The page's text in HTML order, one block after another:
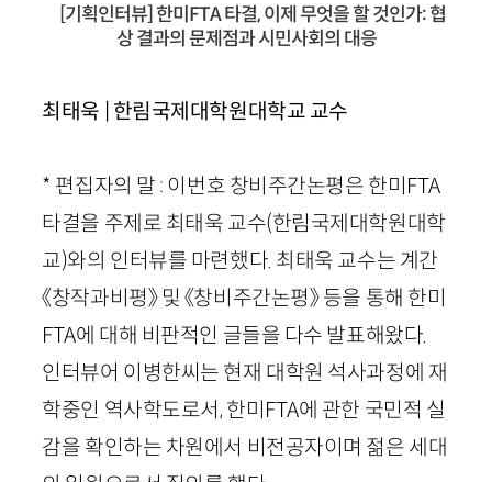
[기획인터뷰] 한미FTA 타결, 이제 무엇을 할 것인가: 협
상 결과의 문제점과 시민사회의 대응
최태욱 | 한림국제대학원대학교 교수
* 편집자의 말 : 이번호 창비주간논평은 한미FTA
타결을 주제로 최태욱 교수(한림국제대학원대학
교)와의 인터뷰를 마련했다. 최태욱 교수는 계간
《창작과비평》 및 《창비주간논평》 등을 통해 한미
FTA에 대해 비판적인 글들을 다수 발표해왔다.
인터뷰어 이병한씨는 현재 대학원 석사과정에 재
학중인 역사학도로서, 한미FTA에 관한 국민적 실
감을 확인하는 차원에서 비전공자이며 젊은 세대